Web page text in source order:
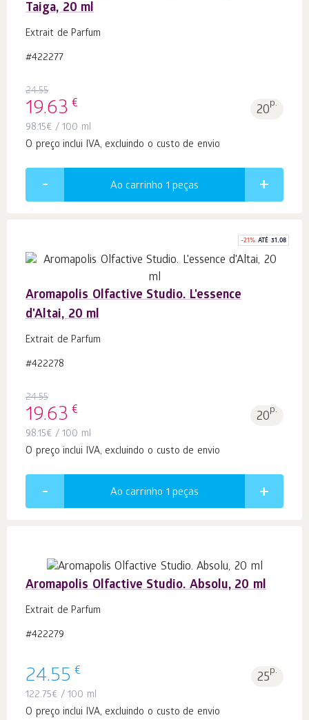
Taiga, 20 ml
Extrait de Parfum
#422277
24.55
19.63 € 20p.
98.15€ / 100 ml
O preço inclui IVA, excluindo o custo de envio
Ao carrinho 1 peças
-21% ATÉ 31.08
Aromapolis Olfactive Studio. L'essence
d'Altai, 20 ml
Extrait de Parfum
#422278
24.55
19.63 € 20p.
98.15€ / 100 ml
O preço inclui IVA, excluindo o custo de envio
Ao carrinho 1 peças
Aromapolis Olfactive Studio. Absolu, 20 ml
Extrait de Parfum
#422279
24.55 € 25p.
122.75€ / 100 ml
O preço inclui IVA, excluindo o custo de envio